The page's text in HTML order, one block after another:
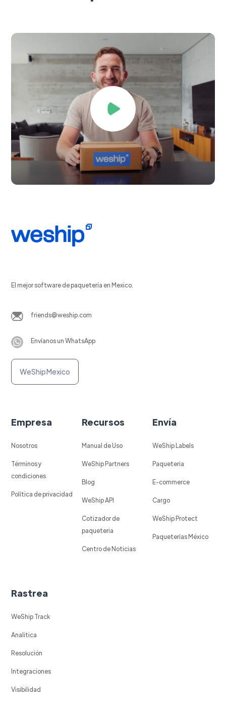
El mejor software de paquetería en Mexico.
friends@weship.com
Envíanos un WhatsApp
WeShip Mexico
Empresa
Nosotros
Términos y
condiciones
Política de privacidad
Recursos
Manual de Uso
WeShip Partners
Blog
WeShip API
Cotizador de
paqueteria
Centro de Noticias
Envía
WeShip Labels
Paqueteria
E-commerce
Cargo
WeShip Protect
Paqueterías México
Rastrea
WeShip Track
Analitica
Resolución
Integraciones
Visibilidad